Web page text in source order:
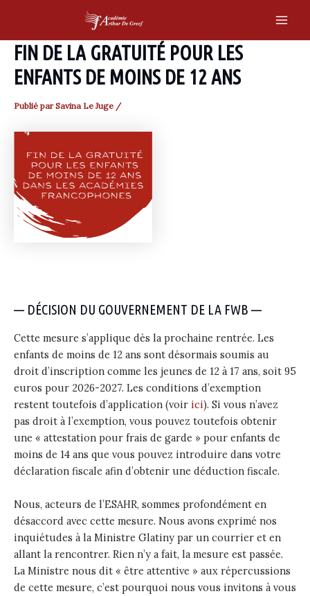
content
FIN DE LA GRATUITÉ POUR LES
ENFANTS DE MOINS DE 12 ANS
Publié par Savina Le Juge /
— DÉCISION DU GOUVERNEMENT DE LA FWB —
Cette mesure s’applique dès la prochaine rentrée. Les
enfants de moins de 12 ans sont désormais soumis au
droit d’inscription comme les jeunes de 12 à 17 ans, soit 95
euros pour 2026-2027. Les conditions d’exemption
restent toutefois d’application (voir ici). Si vous n’avez
pas droit à l’exemption, vous pouvez toutefois obtenir
une « attestation pour frais de garde » pour enfants de
moins de 14 ans que vous pouvez introduire dans votre
déclaration fiscale afin d’obtenir une déduction fiscale.
Nous, acteurs de l’ESAHR, sommes profondément en
désaccord avec cette mesure. Nous avons exprimé nos
inquiétudes à la Ministre Glatiny par un courrier et en
allant la rencontrer. Rien n’y a fait, la mesure est passée.
La Ministre nous dit « être attentive » aux répercussions
de cette mesure, c’est pourquoi nous vous invitons à vous